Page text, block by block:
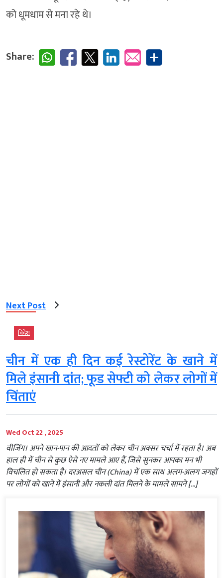
को धूमधाम से मना रहे थे।
Share:
Next Post
विदेश
चीन में एक ही दिन कई रेस्टोरेंट के खाने में
मिले इंसानी दांत; फूड सेफ्टी को लेकर लोगों में
चिंताएं
Wed Oct 22 , 2025
वीजिंग। अपने खान-पान की आदतों को लेकर चीन अक्सर चर्चा में रहता है। अब
हाल ही में चीन से कुछ ऐसे नए मामले आए हैं, जिसे सुनकर आपका मन भी
विचलित हो सकता है। दरअसल चीन (China) में एक साथ अलग-अलग जगहों
पर लोगों को खाने में इंसानी और नकली दांत मिलने के मामले सामने […]